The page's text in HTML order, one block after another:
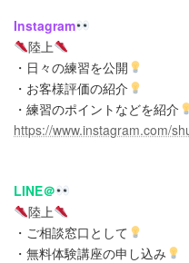
Instagram
陸上
・日々の練習を公開
・お客様評価の紹介
・練習のポイントなどを紹介
https://www.instagram.com/
LINE＠
陸上
・ご相談窓口として
・無料体験講座の申し込み